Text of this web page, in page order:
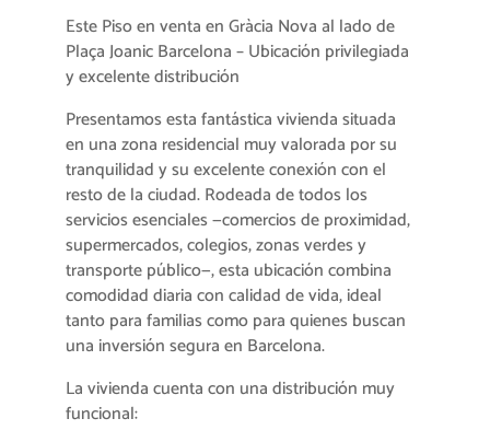
Este Piso en venta en Gràcia Nova al lado de
Plaça Joanic Barcelona – Ubicación privilegiada
y excelente distribución
Presentamos esta fantástica vivienda situada
en una zona residencial muy valorada por su
tranquilidad y su excelente conexión con el
resto de la ciudad. Rodeada de todos los
servicios esenciales —comercios de proximidad,
supermercados, colegios, zonas verdes y
transporte público—, esta ubicación combina
comodidad diaria con calidad de vida, ideal
tanto para familias como para quienes buscan
una inversión segura en Barcelona.
La vivienda cuenta con una distribución muy
funcional: